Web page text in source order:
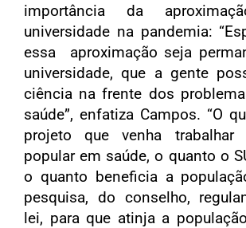
importância da
universidade na pandemia:
essa aproximação seja
universidade, que a gente
ciência na frente dos
saúde”, enfatiza Campos. “O
projeto que venha trabalhar
popular em saúde, o quanto o
o quanto beneficia a
pesquisa, do conselho,
lei, para que atinja a